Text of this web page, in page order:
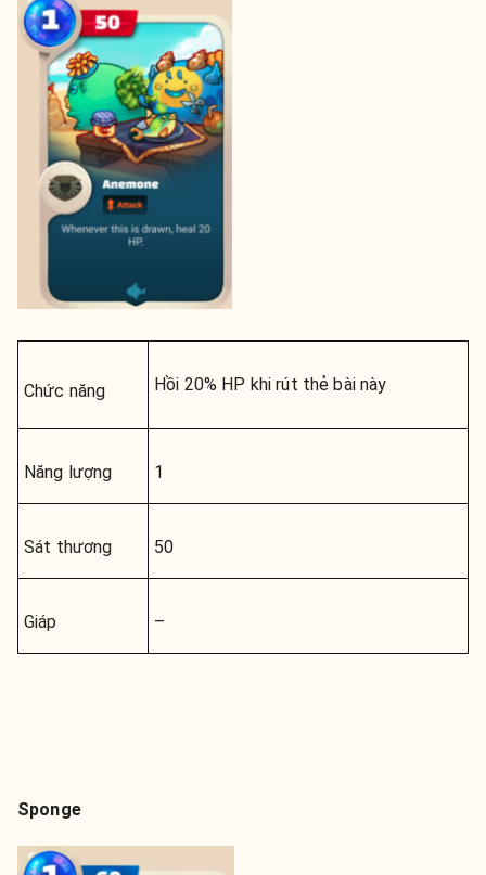
Chức năng Hồi 20% HP khi rút thẻ bài này
Năng lượng 1
Sát thương 50
Giáp –
Sponge